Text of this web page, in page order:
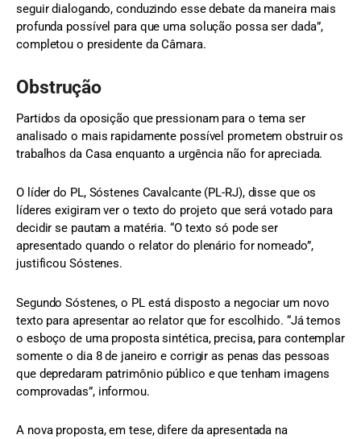
seguir dialogando, conduzindo esse debate da maneira mais
profunda possível para que uma solução possa ser dada”,
completou o presidente da Câmara.
Obstrução
Partidos da oposição que pressionam para o tema ser
analisado o mais rapidamente possível prometem obstruir os
trabalhos da Casa enquanto a urgência não for apreciada.
O líder do PL, Sóstenes Cavalcante (PL-RJ), disse que os
líderes exigiram ver o texto do projeto que será votado para
decidir se pautam a matéria. “O texto só pode ser
apresentado quando o relator do plenário for nomeado”,
justificou Sóstenes.
Segundo Sóstenes, o PL está disposto a negociar um novo
texto para apresentar ao relator que for escolhido. “Já temos
o esboço de uma proposta sintética, precisa, para contemplar
somente o dia 8 de janeiro e corrigir as penas das pessoas
que depredaram patrimônio público e que tenham imagens
comprovadas”, informou.
A nova proposta, em tese, difere da apresentada na